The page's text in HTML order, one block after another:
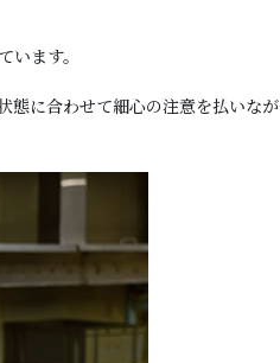
ます。
態に合わせて細心の注意を払いなが